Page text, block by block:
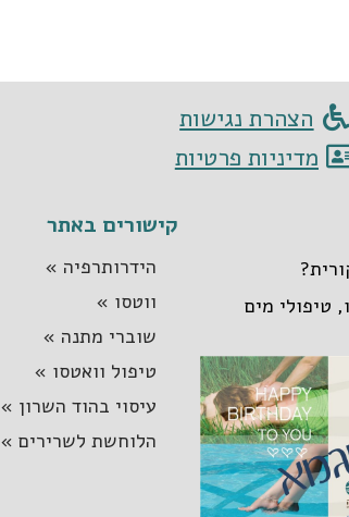
הצהרת נגישות
מדיניות פרטיות
טיפולי מים
קישורים באתר
הידרותרפיה »
ווטסו »
שוברי מתנה »
טיפול וואטסו »
עיסוי בהוד השרון »
הלוחשת לשרירים »